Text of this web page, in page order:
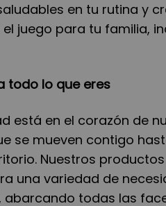
en tu rutina y
juego para tu familia,
todo lo que eres
está en el corazón de
se mueven contigo
Nuestros
una variedad de
abarcando todas las